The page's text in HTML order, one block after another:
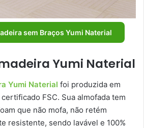
sem Braços Yumi Naterial
Yumi Naterial
Yumi Naterial foi produzida em
FSC. Sua almofada tem
que não mofa, não retém
resistente, sendo lavável e 100%